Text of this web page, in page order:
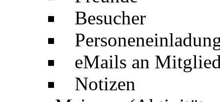
Besucher
eMails an
Notizen